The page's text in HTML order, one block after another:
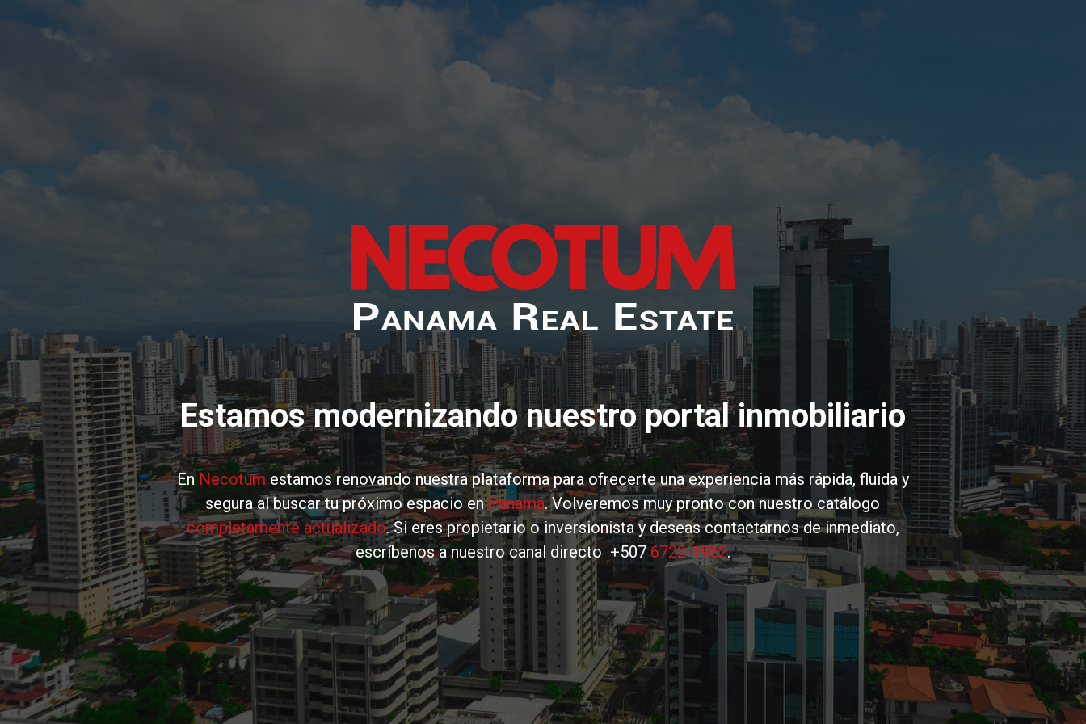
Estamos modernizando nuestro portal inmobiliario
En Necotumestamos renovando nuestra plataforma para ofrecerte una experiencia más rápida, fluida y
segura al buscar tu próximo espacio enPanamá. Volveremos muy pronto con nuestro catálogo
completamente actualizado. Si eres propietario o inversionista y deseas contactarnos de inmediato,
escríbenos a nuestro canal directo +507 6722-1952.